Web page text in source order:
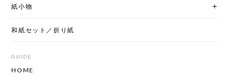
紙小物
和紙セット／折り紙
GUIDE
HOME